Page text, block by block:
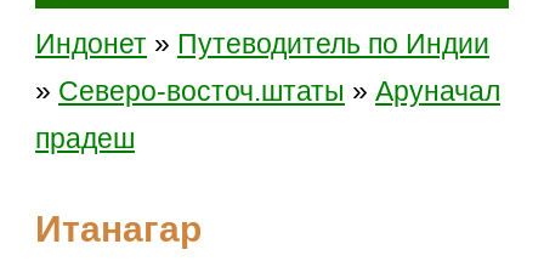
Индонет » Путеводитель по Индии
» Северо-восточ.штаты »Аруначал
прадеш
Итанагар